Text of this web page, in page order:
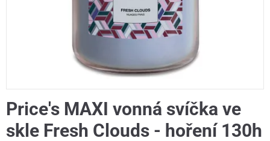
Price's MAXI vonná svíčka ve
skle Fresh Clouds - hoření 130h